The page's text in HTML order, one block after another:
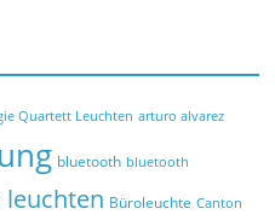
Quartett Leuchten arturo alvarez
bluetooth bluetooth
leuchten Büroleuchte Canton